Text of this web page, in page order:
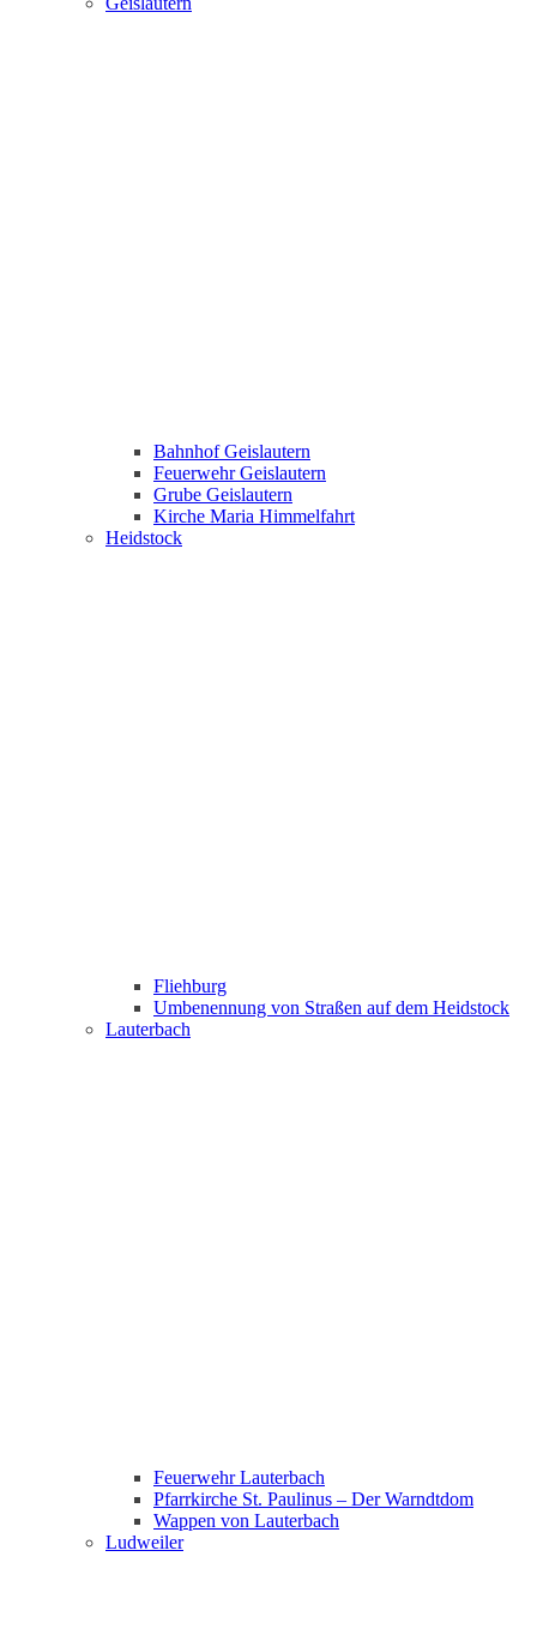
Bahnhof Geislautern
Feuerwehr Geislautern
Grube Geislautern
Kirche Maria Himmelfahrt
Heidstock
Fliehburg
Umbenennung von Straßen auf dem Heidstock
Lauterbach
Feuerwehr Lauterbach
Pfarrkirche St. Paulinus – Der Warndtdom
Wappen von Lauterbach
Ludweiler